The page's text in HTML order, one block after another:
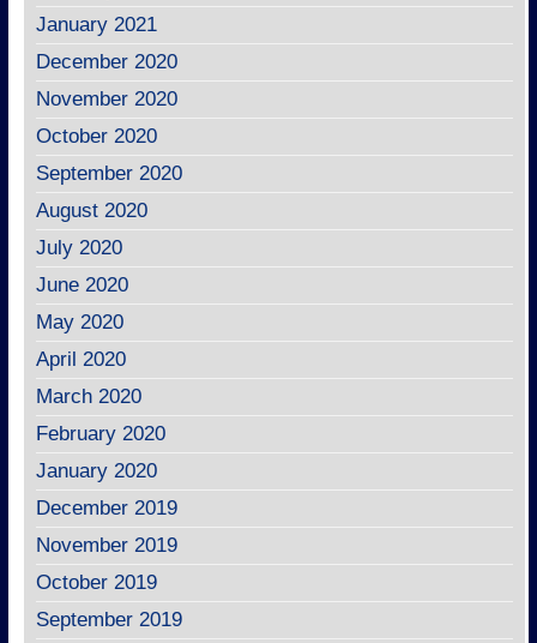
January 2021
December 2020
November 2020
October 2020
September 2020
August 2020
July 2020
June 2020
May 2020
April 2020
March 2020
February 2020
January 2020
December 2019
November 2019
October 2019
September 2019